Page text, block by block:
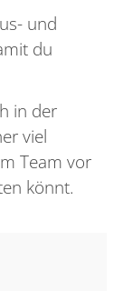
und
du
in der
viel
Team vor
könnt.